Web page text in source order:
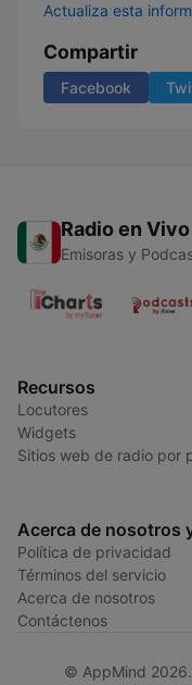
Actualiza esta
Compartir
Facebook
Radio en Vivo
Emisoras y
Recursos
Locutores
Widgets
Sitios web de radio por
Acerca de nosotros
Política de privacidad
Términos del servicio
Acerca de nosotros
Contáctenos
© AppMind